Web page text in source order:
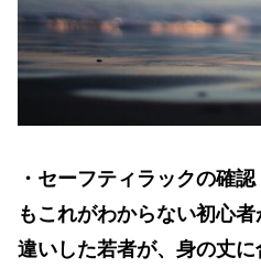
・セーフティラックの確
もこれがわからない初心
違いした若者が、身の丈